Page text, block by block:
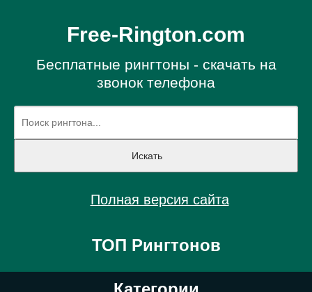
Free-Rington.com
Бесплатные рингтоны - скачать на
звонок телефона
Полная версия сайта
ТОП Рингтонов